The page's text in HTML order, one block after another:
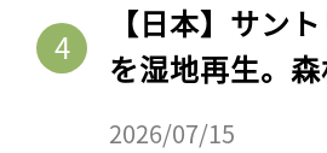
【日本】サン
を湿地再生。
2026/07/15